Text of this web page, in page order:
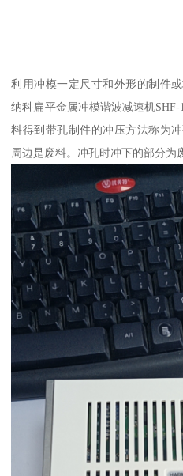
利用冲模一定尺寸和外形的制件
纳科扁平金属冲模谐波减速机
料得到带孔制件的冲压方法称为
周边是废料。冲孔时冲下的部分为